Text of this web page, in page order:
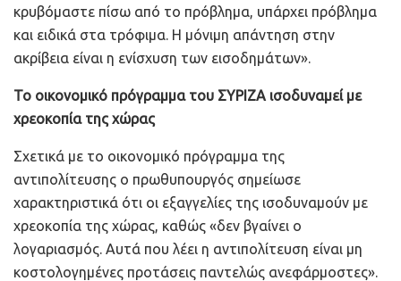
κρυβόμαστε πίσω από το πρόβλημα, υπάρχει πρόβλημα
και ειδικά στα τρόφιμα. Η μόνιμη απάντηση στην
ακρίβεια είναι η ενίσχυση των εισοδημάτων».
Το οικονομικό πρόγραμμα του ΣΥΡΙΖΑ ισοδυναμεί με
χρεοκοπία της χώρας
Σχετικά με το οικονομικό πρόγραμμα της
αντιπολίτευσης ο πρωθυπουργός σημείωσε
χαρακτηριστικά ότι οι εξαγγελίες της ισοδυναμούν με
χρεοκοπία της χώρας, καθώς «δεν βγαίνει ο
λογαριασμός. Αυτά που λέει η αντιπολίτευση είναι μη
κοστολογημένες προτάσεις παντελώς ανεφάρμοστες».